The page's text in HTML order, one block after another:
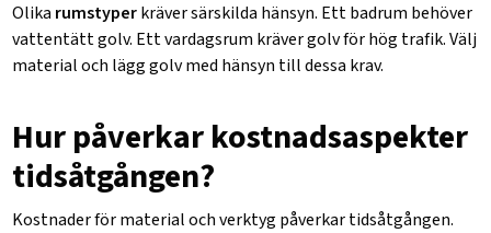
Olika rumstyperkräver särskilda hänsyn. Ett badrum behöver
vattentätt golv. Ett vardagsrum kräver golv för hög trafik. Välj
material och lägg golv med hänsyn till dessa krav.
Hur påverkar kostnadsaspekter
tidsåtgången?
Kostnader för material och verktyg påverkar tidsåtgången.